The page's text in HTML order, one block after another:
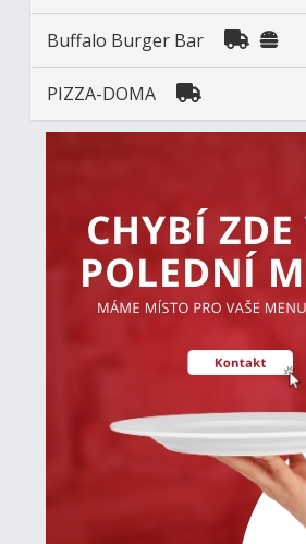
Buffalo Burger Bar
PIZZA-DOMA